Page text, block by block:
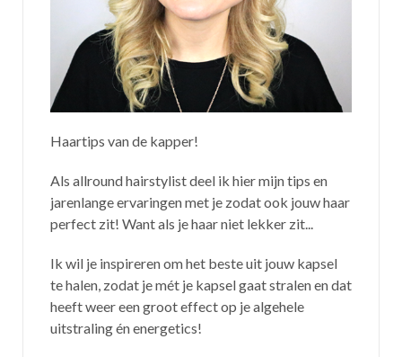
Haartips van de kapper!
Als allround hairstylist deel ik hier mijn tips en
jarenlange ervaringen met je zodat ook jouw haar
perfect zit! Want als je haar niet lekker zit...
Ik wil je inspireren om het beste uit jouw kapsel
te halen, zodat je mét je kapsel gaat stralen en dat
heeft weer een groot effect op je algehele
uitstraling én energetics!